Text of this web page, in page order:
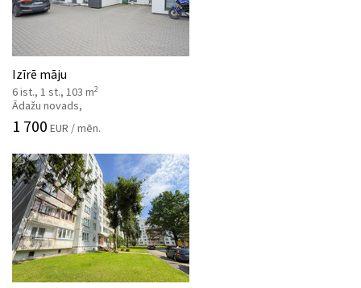
Izīrē māju
6 ist., 1 st., 103 m2
Ādažu novads,
1 700 EUR / mēn.